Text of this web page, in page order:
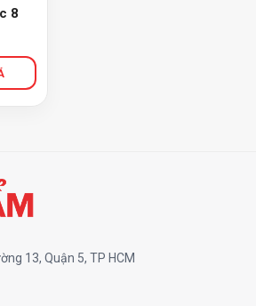
8
13, Quận 5, TP HCM